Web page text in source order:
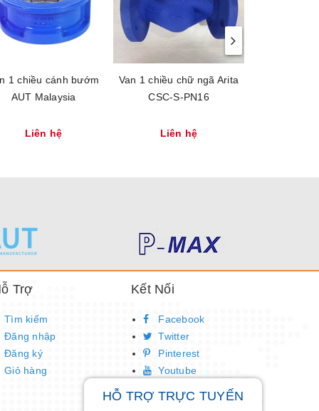
1 chiều cánh bướm
AUT Malaysia
Liên hệ
Van 1 chiều chữ ngã Arita
CSC-S-PN16
Liên hệ
Trợ
Tìm kiếm
Đăng nhập
Đăng ký
Giỏ hàng
Kết Nối
Facebook
Twitter
Pinterest
Youtube
HỖ TRỢ TRỰC TUYẾN